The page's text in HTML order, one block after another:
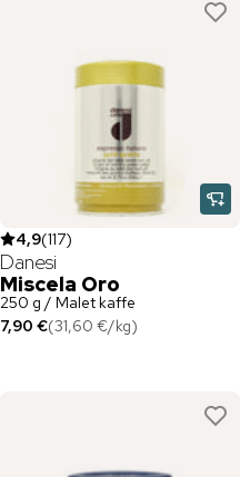
4,9(117)
Danesi
Miscela Oro
250 g / Malet kaffe
7,90 €(31,60 €/kg)